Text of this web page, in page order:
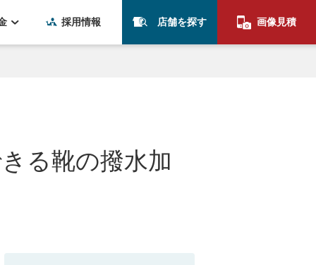
採用情報 店舗を探す 画像見積
る靴の撥水加